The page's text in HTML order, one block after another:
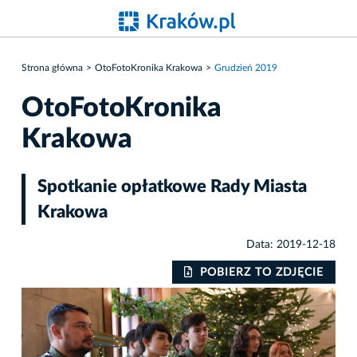
Strona główna OtoFotoKronika Krakowa Grudzień 2019
OtoFotoKronika
Krakowa
Spotkanie opłatkowe Rady Miasta
Krakowa
Data: 2019-12-18
POBIERZ TO ZDJĘCIE